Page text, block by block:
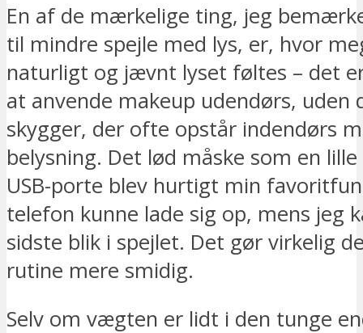
En af de mærkelige ting, jeg
til mindre spejle med lys, er, hvor
naturligt og jævnt lyset føltes – det
at anvende makeup udendørs, uden
skygger, der ofte opstår indendørs
belysning. Det lød måske som en
USB-porte blev hurtigt min
telefon kunne lade sig op, mens jeg
sidste blik i spejlet. Det gør virkelig
rutine mere smidig.
Selv om vægten er lidt i den tunge